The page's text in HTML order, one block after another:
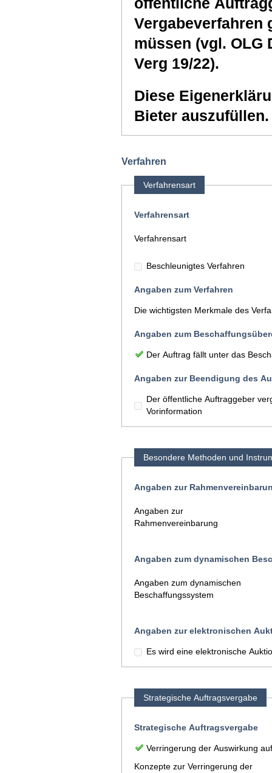
Vergabeverfahren
müssen (vgl. OLG
Verg 19/22).
Diese
Bieter auszufüllen.
Verfahren
Verfahrensart
Verfahrensart
Verfahrensart
Beschleunigtes Verfahren
Angaben zum Verfahren
Die wichtigsten Merkmale des
Angaben zum
Der Auftrag fällt unter das
Angaben zur Beendigung des
Der öffentliche Auftraggeber
Vorinformation
Besondere Methoden und
Angaben zur
Angaben zur
Rahmenvereinbarung
Angaben zum dynamischen
Angaben zum dynamischen
Beschaffungssystem
Angaben zur elektronischen
Es wird eine elektronische
Strategische Auftragsvergabe
Strategische Auftragsvergabe
Verringerung der Auswirkung
Konzepte zur Verringerung der